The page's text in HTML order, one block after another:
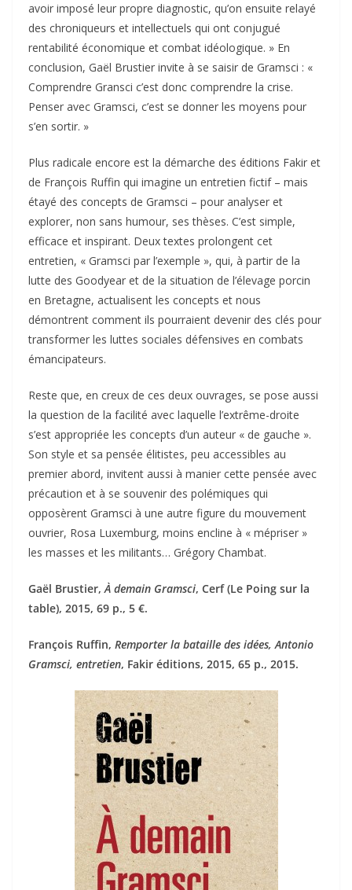
avoir imposé leur propre diagnostic, qu’on ensuite relayé
des chroniqueurs et intellectuels qui ont conjugué
rentabilité économique et combat idéologique. » En
conclusion, Gaël Brustier invite à se saisir de Gramsci : «
Comprendre Gransci c’est donc comprendre la crise.
Penser avec Gramsci, c’est se donner les moyens pour
s’en sortir. »
Plus radicale encore est la démarche des éditions Fakir et
de François Ruffin qui imagine un entretien fictif – mais
étayé des concepts de Gramsci – pour analyser et
explorer, non sans humour, ses thèses. C’est simple,
efficace et inspirant. Deux textes prolongent cet
entretien, « Gramsci par l’exemple », qui, à partir de la
lutte des Goodyear et de la situation de l’élevage porcin
en Bretagne, actualisent les concepts et nous
démontrent comment ils pourraient devenir des clés pour
transformer les luttes sociales défensives en combats
émancipateurs.
Reste que, en creux de ces deux ouvrages, se pose aussi
la question de la facilité avec laquelle l’extrême-droite
s’est appropriée les concepts d’un auteur « de gauche ».
Son style et sa pensée élitistes, peu accessibles au
premier abord, invitent aussi à manier cette pensée avec
précaution et à se souvenir des polémiques qui
opposèrent Gramsci à une autre figure du mouvement
ouvrier, Rosa Luxemburg, moins encline à « mépriser »
les masses et les militants… Grégory Chambat.
Gaël Brustier,À demain Gramsci, Cerf (Le Poing sur la
table), 2015, 69 p., 5 €.
François Ruffin, Remporter la bataille des idées, Antonio
Gramsci, entretien, Fakir éditions, 2015, 65 p., 2015.